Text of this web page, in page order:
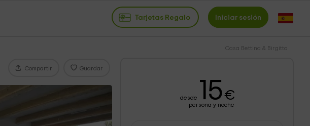
Tarjetas Regalo Iniciar sesión
Casa Bettina & Birgitta
Compartir Guardar
desde 15€
persona y noche